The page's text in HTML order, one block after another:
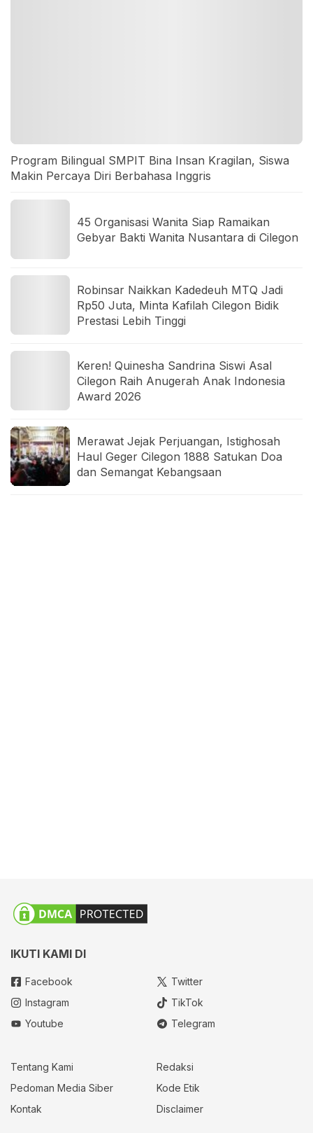
Program Bilingual SMPIT Bina Insan Kragilan, Siswa
Makin Percaya Diri Berbahasa Inggris
45 Organisasi Wanita Siap Ramaikan
Gebyar Bakti Wanita Nusantara di Cilegon
Robinsar Naikkan Kadedeuh MTQ Jadi
Rp50 Juta, Minta Kafilah Cilegon Bidik
Prestasi Lebih Tinggi
Keren! Quinesha Sandrina Siswi Asal
Cilegon Raih Anugerah Anak Indonesia
Award 2026
Merawat Jejak Perjuangan, Istighosah
Haul Geger Cilegon 1888 Satukan Doa
dan Semangat Kebangsaan
IKUTI KAMI DI
Facebook
Twitter
Instagram
TikTok
Youtube
Telegram
Tentang Kami
Redaksi
Pedoman Media Siber
Kode Etik
Kontak
Disclaimer